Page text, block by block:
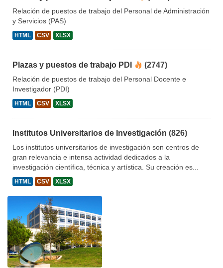
Relación de puestos de trabajo del Personal de Administración
y Servicios (PAS)
HTML CSV XLSX
Plazas y puestos de trabajo PDI (2747)
Relación de puestos de trabajo del Personal Docente e
Investigador (PDI)
HTML CSV XLSX
Institutos Universitarios de Investigación (826)
Los institutos universitarios de investigación son centros de
gran relevancia e intensa actividad dedicados a la
investigación científica, técnica y artística. Su creación es...
HTML CSV XLSX